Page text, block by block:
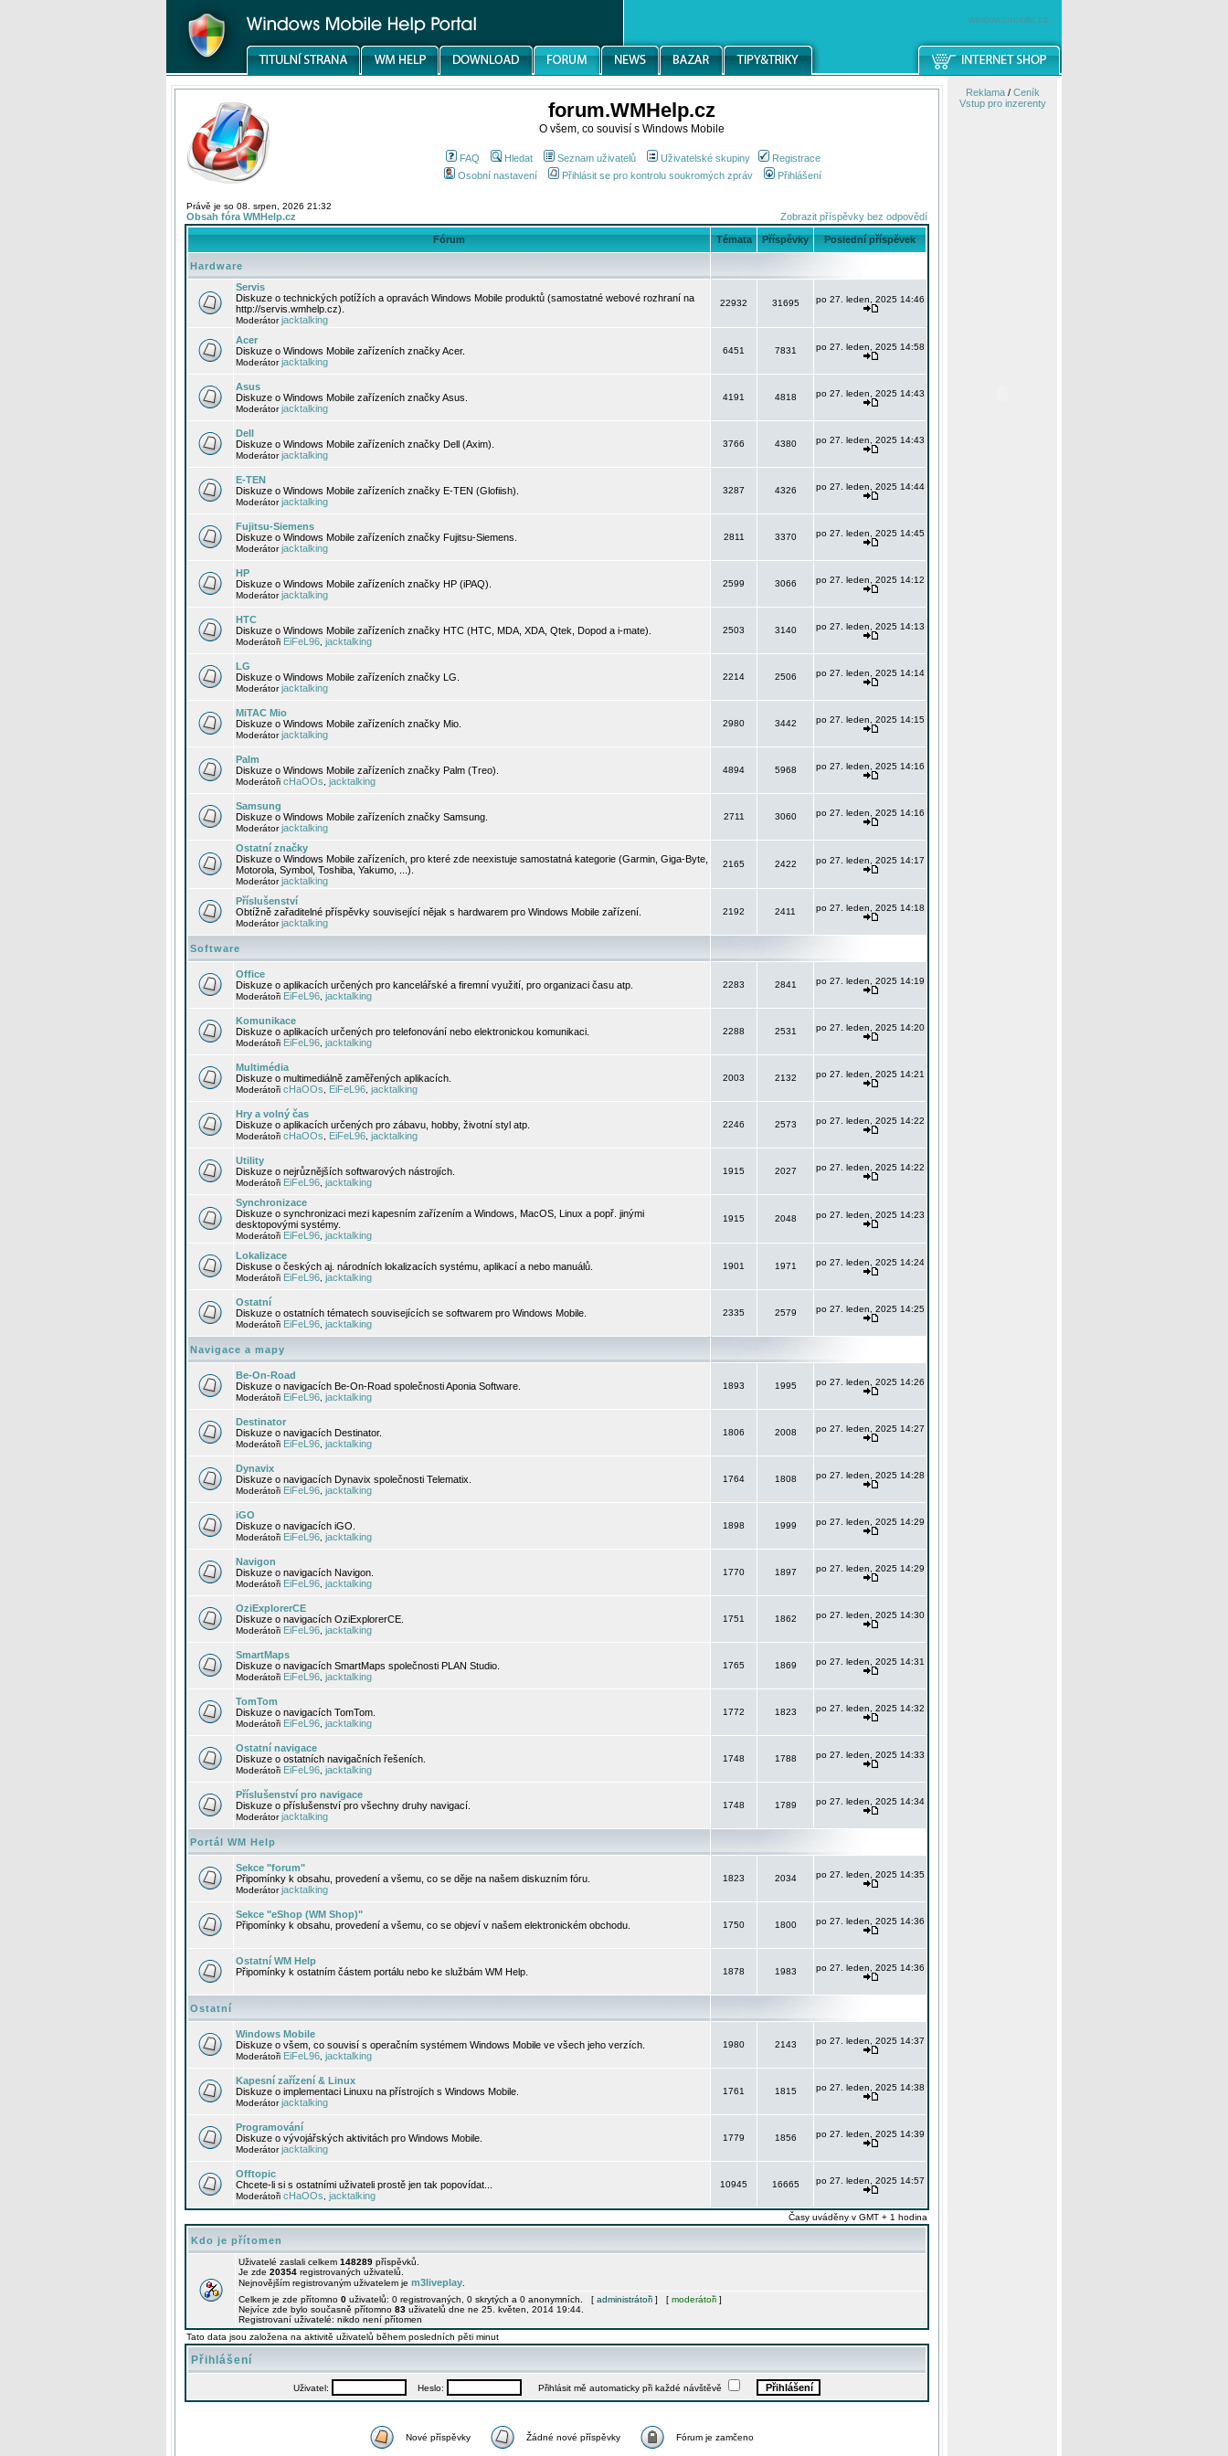
windowsmobile.cz
forum.WMHelp.cz
O všem, co souvisí s Windows Mobile
FAQ Hledat Seznam uživatelů Uživatelské skupiny
Registrace
Osobní nastavení
Přihlásit se pro kontrolu soukromých zpráv Přihlášení
Právě je so 08. srpen, 2026 21:32
Obsah fóra WMHelp.cz Zobrazit příspěvky bez odpovědí
Fórum Témata Příspěvky Poslední příspěvek
Hardware
Servis
Diskuze o technických potížích a opravách Windows Mobile produktů (samostatné webové rozhraní na
http://servis.wmhelp.cz).
Moderátorjacktalking
22932 31695 po 27. leden, 2025 14:46
Acer
Diskuze o Windows Mobile zařízeních značky Acer.
Moderátorjacktalking
6451 7831 po 27. leden, 2025 14:58
Asus
Diskuze o Windows Mobile zařízeních značky Asus.
Moderátorjacktalking
4191 4818 po 27. leden, 2025 14:43
Dell
Diskuze o Windows Mobile zařízeních značky Dell (Axim).
Moderátorjacktalking
3766 4380 po 27. leden, 2025 14:43
E-TEN
Diskuze o Windows Mobile zařízeních značky E-TEN (Glofiish).
Moderátorjacktalking
3287 4326 po 27. leden, 2025 14:44
Fujitsu-Siemens
Diskuze o Windows Mobile zařízeních značky Fujitsu-Siemens.
Moderátorjacktalking
2811 3370 po 27. leden, 2025 14:45
HP
Diskuze o Windows Mobile zařízeních značky HP (iPAQ).
Moderátorjacktalking
2599 3066 po 27. leden, 2025 14:12
HTC
Diskuze o Windows Mobile zařízeních značky HTC (HTC, MDA, XDA, Qtek, Dopod a i-mate).
Moderátoři EiFeL96 jacktalking
2503 3140 po 27. leden, 2025 14:13
LG
Diskuze o Windows Mobile zařízeních značky LG.
Moderátorjacktalking
2214 2506 po 27. leden, 2025 14:14
MiTAC Mio
Diskuze o Windows Mobile zařízeních značky Mio.
Moderátorjacktalking
2980 3442 po 27. leden, 2025 14:15
Palm
Diskuze o Windows Mobile zařízeních značky Palm (Treo).
Moderátoři cHaOOs jacktalking
4894 5968 po 27. leden, 2025 14:16
Samsung
Diskuze o Windows Mobile zařízeních značky Samsung.
Moderátorjacktalking
2711 3060 po 27. leden, 2025 14:16
Ostatní značky
Diskuze o Windows Mobile zařízeních, pro které zde neexistuje samostatná kategorie (Garmin, Giga-Byte,
Motorola, Symbol, Toshiba, Yakumo, ...).
Moderátorjacktalking
2165 2422 po 27. leden, 2025 14:17
Příslušenství
Obtížně zařaditelné příspěvky související nějak s hardwarem pro Windows Mobile zařízení.
Moderátorjacktalking
2192 2411 po 27. leden, 2025 14:18
Software
Office
Diskuze o aplikacích určených pro kancelářské a firemní využití, pro organizaci času atp.
Moderátoři EiFeL96 jacktalking
2283 2841 po 27. leden, 2025 14:19
Komunikace
Diskuze o aplikacích určených pro telefonování nebo elektronickou komunikaci.
Moderátoři EiFeL96 jacktalking
2288 2531 po 27. leden, 2025 14:20
Multimédia
Diskuze o multimediálně zaměřených aplikacích.
Moderátoři cHaOOs EiFeL96 jacktalking
2003 2132 po 27. leden, 2025 14:21
Hry a volný čas
Diskuze o aplikacích určených pro zábavu, hobby, životní styl atp.
Moderátoři cHaOOs EiFeL96 jacktalking
2246 2573 po 27. leden, 2025 14:22
Utility
Diskuze o nejrůznějších softwarových nástrojích.
Moderátoři EiFeL96 jacktalking
1915 2027 po 27. leden, 2025 14:22
Synchronizace
Diskuze o synchronizaci mezi kapesním zařízením a Windows, MacOS, Linux a popř. jinými
desktopovými systémy.
Moderátoři EiFeL96 jacktalking
1915 2048 po 27. leden, 2025 14:23
Lokalizace
Diskuse o českých aj. národních lokalizacích systému, aplikací a nebo manuálů.
Moderátoři EiFeL96 jacktalking
1901 1971 po 27. leden, 2025 14:24
Ostatní
Diskuze o ostatních tématech souvisejících se softwarem pro Windows Mobile.
Moderátoři EiFeL96 jacktalking
2335 2579 po 27. leden, 2025 14:25
Navigace a mapy
Be-On-Road
Diskuze o navigacích Be-On-Road společnosti Aponia Software.
Moderátoři EiFeL96 jacktalking
1893 1995 po 27. leden, 2025 14:26
Destinator
Diskuze o navigacích Destinator.
Moderátoři EiFeL96 jacktalking
1806 2008 po 27. leden, 2025 14:27
Dynavix
Diskuze o navigacích Dynavix společnosti Telematix.
Moderátoři EiFeL96 jacktalking
1764 1808 po 27. leden, 2025 14:28
iGO
Diskuze o navigacích iGO.
Moderátoři EiFeL96 jacktalking
1898 1999 po 27. leden, 2025 14:29
Navigon
Diskuze o navigacích Navigon.
Moderátoři EiFeL96 jacktalking
1770 1897 po 27. leden, 2025 14:29
OziExplorerCE
Diskuze o navigacích OziExplorerCE.
Moderátoři EiFeL96 jacktalking
1751 1862 po 27. leden, 2025 14:30
SmartMaps
Diskuze o navigacích SmartMaps společnosti PLAN Studio.
Moderátoři EiFeL96 jacktalking
1765 1869 po 27. leden, 2025 14:31
TomTom
Diskuze o navigacích TomTom.
Moderátoři EiFeL96 jacktalking
1772 1823 po 27. leden, 2025 14:32
Ostatní navigace
Diskuze o ostatních navigačních řešeních.
Moderátoři EiFeL96 jacktalking
1748 1788 po 27. leden, 2025 14:33
Příslušenství pro navigace
Diskuze o příslušenství pro všechny druhy navigací.
Moderátorjacktalking
1748 1789 po 27. leden, 2025 14:34
Portál WM Help
Sekce "forum"
Připomínky k obsahu, provedení a všemu, co se děje na našem diskuzním fóru.
Moderátorjacktalking
1823 2034 po 27. leden, 2025 14:35
Sekce "eShop (WM Shop)"
Připomínky k obsahu, provedení a všemu, co se objeví v našem elektronickém obchodu.
1750 1800 po 27. leden, 2025 14:36
Ostatní WM Help
Připomínky k ostatním částem portálu nebo ke službám WM Help.
1878 1983 po 27. leden, 2025 14:36
Ostatní
Windows Mobile
Diskuze o všem, co souvisí s operačním systémem Windows Mobile ve všech jeho verzích.
Moderátoři EiFeL96 jacktalking
1980 2143 po 27. leden, 2025 14:37
Kapesní zařízení & Linux
Diskuze o implementaci Linuxu na přístrojích s Windows Mobile.
Moderátorjacktalking
1761 1815 po 27. leden, 2025 14:38
Programování
Diskuze o vývojářských aktivitách pro Windows Mobile.
Moderátorjacktalking
1779 1856 po 27. leden, 2025 14:39
Offtopic
Chcete-li si s ostatními uživateli prostě jen tak popovídat...
Moderátoři cHaOOs jacktalking
10945 16665 po 27. leden, 2025 14:57
Časy uváděny v GMT + 1 hodina
Kdo je přítomen
Uživatelé zaslali celkem 148289 příspěvků.
Je zde 20354 registrovaných uživatelů.
Nejnovějším registrovaným uživatelem je m3liveplay
Celkem je zde přítomno 0 uživatelů: 0 registrovaných, 0 skrytých a 0 anonymních. [ administrátoři ] [ moderátoři ]
Nejvíce zde bylo současně přítomno 83 uživatelů dne ne 25. květen, 2014 19:44.
Registrovaní uživatelé: nikdo není přítomen
Tato data jsou založena na aktivitě uživatelů během posledních pěti minut
Přihlášení
Uživatel: Heslo: Přihlásit mě automaticky při každé návštěvě
Nové příspěvky Žádné nové příspěvky Fórum je zamčeno
Reklama/ Ceník
Vstup pro inzerenty